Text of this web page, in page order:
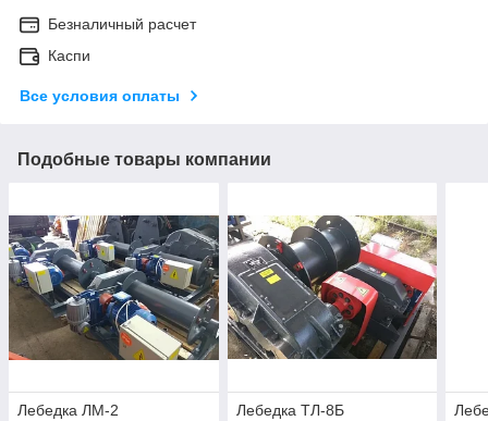
Безналичный расчет
Каспи
Все условия оплаты
Подобные товары компании
Лебедка ЛМ-2 Лебедка ТЛ-8Б